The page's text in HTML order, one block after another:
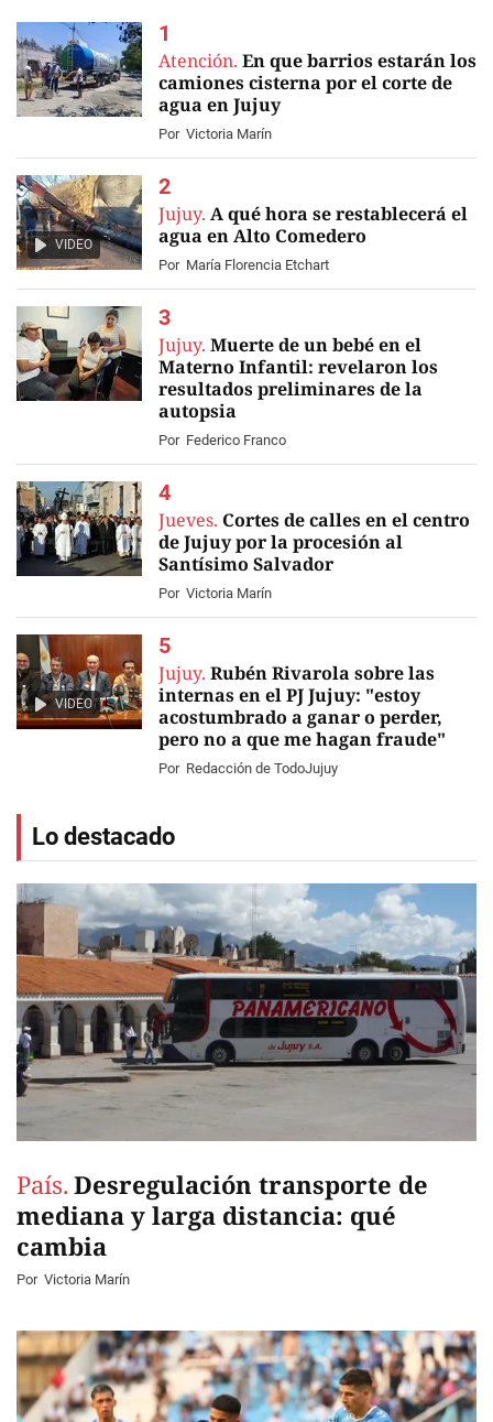
Atención. En que barrios estarán los
camiones cisterna por el corte de
agua en Jujuy
Por Victoria Marín
VIDEO
Jujuy. A qué hora se restablecerá el
agua en Alto Comedero
Por María Florencia Etchart
Jujuy. Muerte de un bebé en el
Materno Infantil: revelaron los
resultados preliminares de la
autopsia
Por Federico Franco
Jueves. Cortes de calles en el centro
de Jujuy por la procesión al
Santísimo Salvador
Por Victoria Marín
VIDEO
Jujuy. Rubén Rivarola sobre las
internas en el PJ Jujuy: "estoy
acostumbrado a ganar o perder,
pero no a que me hagan fraude"
Por Redacción de TodoJujuy
Lo destacado
País. Desregulación transporte de
mediana y larga distancia: qué
cambia
Por Victoria Marín